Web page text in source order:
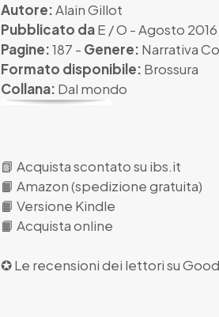
Autore:Alain Gillot
Pubblicato daE / O - Agosto 2016
Pagine:187 - Genere: Narrativa
Formato disponibile: Brossura
Collana: Dal mondo
📗 Acquista scontato su ibs.it
📙 Amazon (spedizione gratuita)
📙 Versione Kindle
📙 Acquista online
✪ Le recensioni dei lettori su